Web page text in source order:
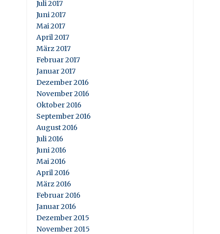
Juli 2017
Juni 2017
Mai 2017
April 2017
März 2017
Februar 2017
Januar 2017
Dezember 2016
November 2016
Oktober 2016
September 2016
August 2016
Juli 2016
Juni 2016
Mai 2016
April 2016
März 2016
Februar 2016
Januar 2016
Dezember 2015
November 2015